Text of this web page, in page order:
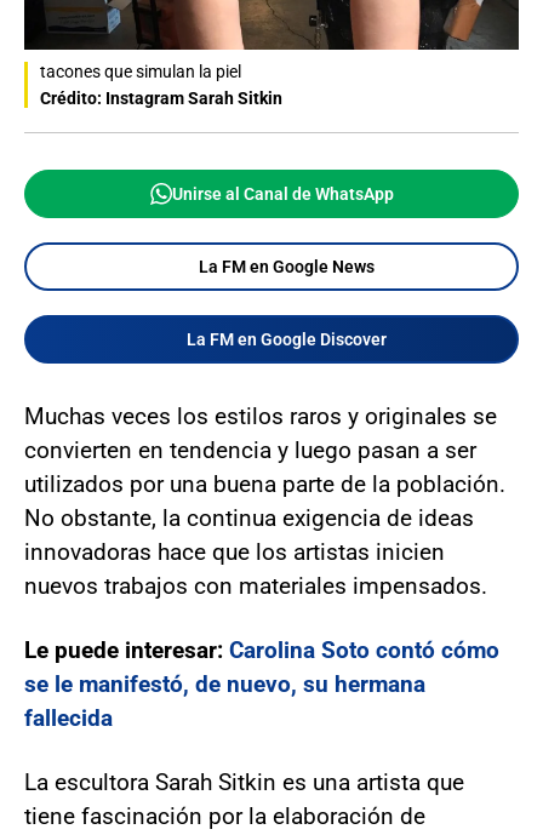
tacones que simulan la piel
Crédito: Instagram Sarah Sitkin
Unirse al Canal de WhatsApp
La FM en Google News
La FM en Google Discover
Muchas veces los estilos raros y originales se
convierten en tendencia y luego pasan a ser
utilizados por una buena parte de la población.
No obstante, la continua exigencia de ideas
innovadoras hace que los artistas inicien
nuevos trabajos con materiales impensados.
Le puede interesar: Carolina Soto contó cómo
se le manifestó, de nuevo, su hermana
fallecida
La escultora Sarah Sitkin es una artista que
tiene fascinación por la elaboración de